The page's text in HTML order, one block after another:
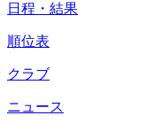
日程・結果
順位表
クラブ
ニュース